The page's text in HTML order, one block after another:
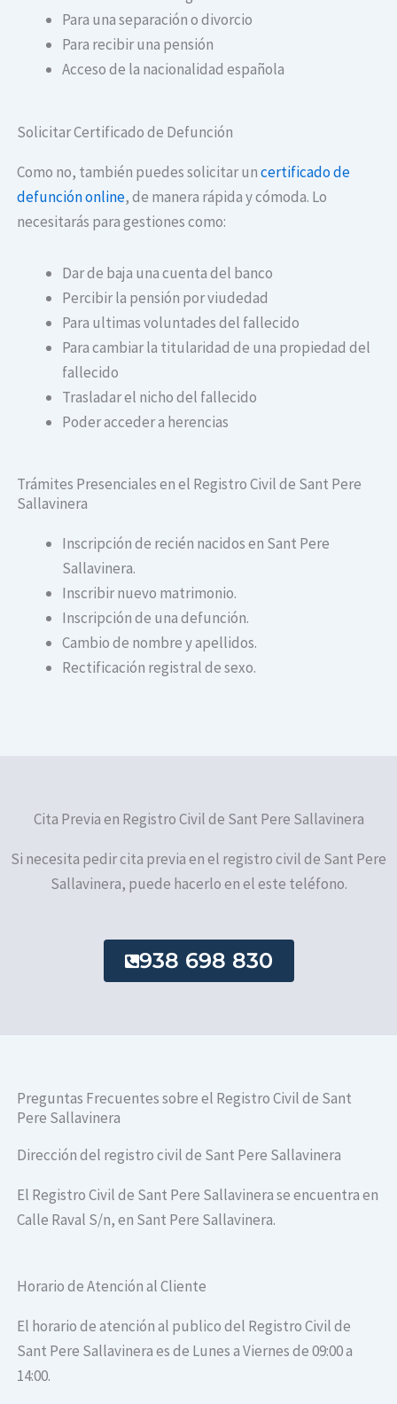
Para una separación o divorcio
Para recibir una pensión
Acceso de la nacionalidad española
Solicitar Certificado de Defunción
Como no, también puedes solicitar uncertificado de
defunción online, de manera rápida y cómoda. Lo
necesitarás para gestiones como:
Dar de baja una cuenta del banco
Percibir la pensión por viudedad
Para ultimas voluntades del fallecido
Para cambiar la titularidad de una propiedad del
fallecido
Trasladar el nicho del fallecido
Poder acceder a herencias
Trámites Presenciales en el Registro Civil de Sant Pere
Sallavinera
Inscripción de recién nacidos en Sant Pere
Sallavinera.
Inscribir nuevo matrimonio.
Inscripción de una defunción.
Cambio de nombre y apellidos.
Rectificación registral de sexo.
Cita Previa en Registro Civil de Sant Pere Sallavinera
Si necesita pedir cita previa en el registro civil de Sant Pere
Sallavinera, puede hacerlo en el este teléfono.
938 698 830
Preguntas Frecuentes sobre el Registro Civil de Sant
Pere Sallavinera
Dirección del registro civil de Sant Pere Sallavinera
El Registro Civil de Sant Pere Sallavinera se encuentra en
Calle Raval S/n, en Sant Pere Sallavinera.
Horario de Atención al Cliente
El horario de atención al publico del Registro Civil de
Sant Pere Sallavinera es de Lunes a Viernes de 09:00 a
14:00.